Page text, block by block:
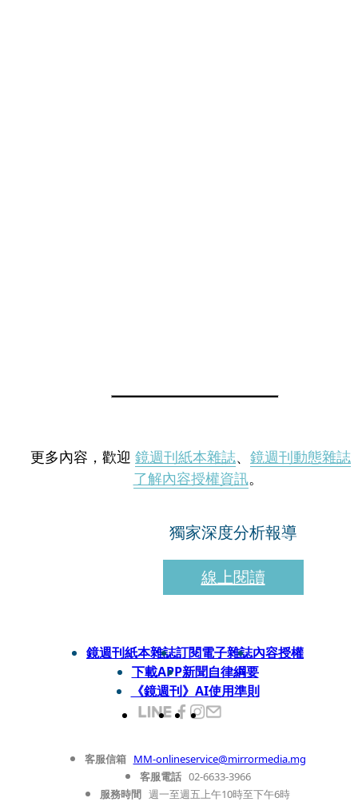
更多內容，歡迎 鏡週刊紙本雜誌、 鏡週刊動態雜誌
了解內容授權資訊。
獨家深度分析報導
線上閱讀
鏡週刊紙本雜誌訂閱電子雜誌內容授權
下載APP新聞自律綱要
《鏡週刊》AI使用準則
客服信箱 MM-onlineservice@mirrormedia.mg
客服電話 02-6633-3966
服務時間 週一至週五上午10時至下午6時